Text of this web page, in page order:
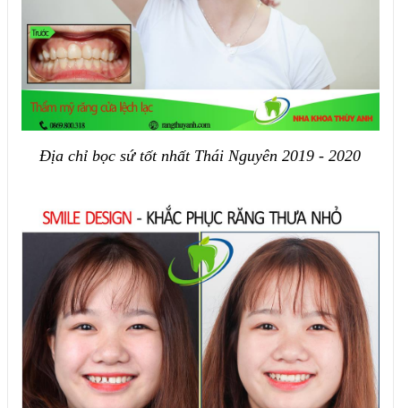
Địa chỉ bọc sứ tốt nhất Thái Nguyên 2019 - 2020